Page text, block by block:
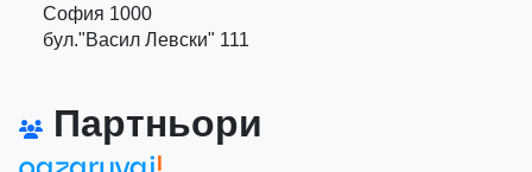
София 1000
бул."Васил Левски" 111
Партньори